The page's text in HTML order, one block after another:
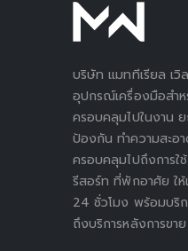
บริษัท แมททีเรียล เวิ
อุปกรณ์เครื่องมือสำ
ครอบคลุมไปในงาน
ป้องกัน ทำความสะอ
ครอบคลุมไปถึงการใ
รีสอร์ท ที่พักอาศัย ใ
24 ชั่วโมง พร้อมบริ
ถึงบริการหลังการขาย